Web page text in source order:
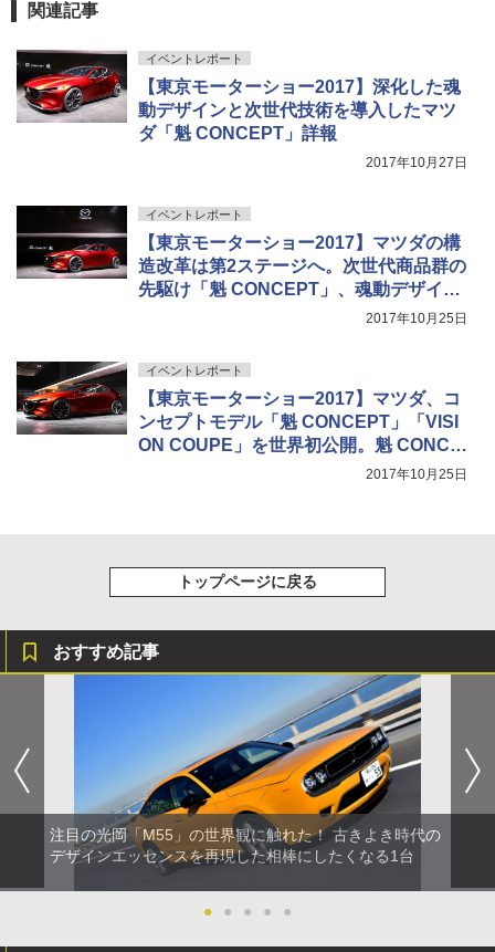
関連記事
イベントレポート
【東京モーターショー2017】深化した魂
動デザインと次世代技術を導入したマツ
ダ「魁 CONCEPT」詳報
2017年10月27日
イベントレポート
【東京モーターショー2017】マツダの構
造改革は第2ステージへ。次世代商品群の
先駆け「魁 CONCEPT」、魂動デザイン
を深化させた「VISION COUPE」初公開
2017年10月25日
イベントレポート
【東京モーターショー2017】マツダ、コ
ンセプトモデル「魁 CONCEPT」「VISI
ON COUPE」を世界初公開。魁 CONCE
2017年10月25日
トップページに戻る
おすすめ記事
注目の光岡「M55」の世界観に触れた！ 古きよき時代の
デザインエッセンスを再現した相棒にしたくなる1台
● ● ● ● ●